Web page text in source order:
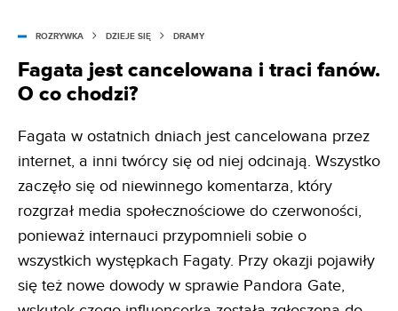
ROZRYWKA DZIEJE SIĘ DRAMY
Fagata jest cancelowana i traci fanów.
O co chodzi?
Fagata w ostatnich dniach jest cancelowana przez
internet, a inni twórcy się od niej odcinają. Wszystko
zaczęło się od niewinnego komentarza, który
rozgrzał media społecznościowe do czerwoności,
ponieważ internauci przypomnieli sobie o
wszystkich występkach Fagaty. Przy okazji pojawiły
się też nowe dowody w sprawie Pandora Gate,